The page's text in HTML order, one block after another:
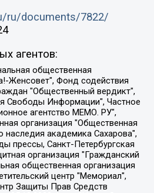
ru/documents/7822/
агентов:
компания "Mason G.E.S. Anonymous Foundation" (США), являющаяся владельцем интернет-издания https://mnews.world/, Компания "Stichting Bellingcat", зарегистрированная в Нидерландах (дата регистрации 11.07.2018), Захаров Андрей Вячеславович, Клепиковская Екатерина Дмитриевна, Общество с ограниченной ответственностью "МЕМО", Перл Роман Александрович, Симонов Евгений Алексеевич, Соловьева Елена Анатольевна, Сотников Даниил Владимирович, Сурначева Елизавета Дмитриевна, Автономная некоммерческая организация по защите прав человека и информированию населения "Якутия – Наше Мнение", Общество с ограниченной ответственностью "Москоу диджитал медиа", с 26.01.2023 Общество с ограниченной ответственностью "Чайка Белые сады", Ветошкина Валерия Валерьевна, Заговора Максим Александрович, Межрегиональное общественное движение "Российская ЛГБТ - сеть", Оленичев Максим Владимирович, Павлов Иван Юрьевич, Скворцова Елена Сергеевна, Общество с ограниченной ответственностью "Как бы инагент", Кочетков Игорь Викторович, Общество с ограниченной ответственностью "Честные выборы", Еланчик Олег Александрович, Общество с ограниченной ответственностью "Нобелевский призыв", Гималова Регина Эмилевна, Григорьев Андрей Валерьевич, Григорьева Алина Александровна, Ассоциация по содействию защите прав призывников, альтернативнослужащих и военнослужащих "Правозащитная группа "Гражданин.Армия.Право", Хисамова Регина Фаритовна, Автономная некоммерческая организация по реализации социально-правовых программ "Лилит", Дальневосточное общественное движение "Маяк", Санкт-Петербургская ЛГБТ-инициативная группа "Выход", Инициативная группа ЛГБТ+ "Реверс", Алексеев Андрей Викторович, Бекбулатова Таисия Львовна, Беляев Иван Михайлович, Владыкина Елена Сергеевна, Гельман Марат Александрович, Никульшина Вероника Юрьевна, Толоконникова Надежда Андреевна, Шендерович Виктор Анатольевич, Общество с ограниченной ответственностью "Данное сообщение", Общество с ограниченной ответственностью Издательский дом "Новая глава", Айнбиндер Александра Александровна, Московский комьюнити-центр для ЛГБТ+инициатив, Благотворительный фонд развития филантропии, Deutsche Welle (Германия, Kurt-Schumacher-Strasse 3, 53113 Bonn), Борзунова Мария Михайловна, Воробьев Виктор Викторович, Голубева Анна Львовна, Константинова Алла Михайловна, Малкова Ирина Владимировна, Мурадов Мурад Абдулгалимович, Осетинская Елизавета Николаевна, Понасенков Евгений Николаевич, Ганапольский Матвей Юрьевич, Киселев Евгений Алексеевич, Борухович Ирина Григорьевна, Дремин Иван Тимофеевич, Дубровский Дмитрий Викторович, Красноярская региональная общественная организация поддержки и развития альтернативных образовательных технологий и межкультурных коммуникаций "ИНТЕРРА", Маяковская Екатерина Алексеевна, Фейгин Марк Захарович, Филимонов Андрей Викторович, Дзугкоева Регина Николаевна, Доброхотов Роман Александрович, Дудь Юрий Александрович, Елкин Сергей Владимирович, Кругликов Кирилл Игоревич, Сабунаева Мария Леонидовна, Семенов Алексей Владимирович, Шаинян Карен Багратович, Шульман Екатерина Михайловна, Асафьев Артур Валерьевич, Вахштайн Виктор Семенович, Венедиктов Алексей Алексеевич, Лушникова Екатерина Евгеньевна, Волков Леонид Михайлович, Невзоров Александр Глебович, Пархоменко Сергей Борисович, Сироткин Ярослав Николаевич, Кара-Мурза Владимир Владимирович, Баранова Наталья Владимировна, Гозман Леонид Яковлевич, Кагарлицкий Борис Юльевич, Климарев Михаил Валерьевич, Милов Владимир Станиславович, Автономная некоммерческая организация Краснодарский центр современного искусства "Типография", Моргенштерн Алишер Тагирович, Соболь Любовь Эдуардовна, Общество с ограниченной ответственностью "ЛИЗА НОРМ", Каспаров Гарри Кимович, Ходорковский Михаил Борисович, Общество с ограниченной ответственностью "Апрельские тезисы", Данилович Ирина Брониславовна, Кашин Олег Владимирович, Петров Николай Владимирович, Пивоваров Алексей Владимирович, Соколов Михаил Владимирович, Цветкова Юлия Владимировна, Чичваркин Евгений Александрович, Комитет против пыток/Команда против пыток, Общество с ограниченной ответственностью "Первый научный", Общество с ограниченной ответственностью "Вертолет и ко", Белоцерковская Вероника Борисовна, Кац Максим Евгеньевич, Лазарева Татьяна Юрьевна, Шаведдинов Руслан Табризович, Яшин Илья Валерьевич, Общество с ограниченной ответственностью "Иноагент ААВ", Алешковский Дмитрий Петрович, Альбац Евгения Марковна, Быков Дмитрий Львович, Галямина Юлия Евгеньевна, Лойко Сергей Леонидович, Мартынов Кирилл Константинович, Медведев Сергей Александрович, Крашенинников Федор Геннадиевич, Гордеева Катерина Вл